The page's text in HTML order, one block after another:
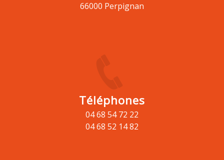
66000 Perpignan
Téléphones
04 68 54 72 22
04 68 52 14 82